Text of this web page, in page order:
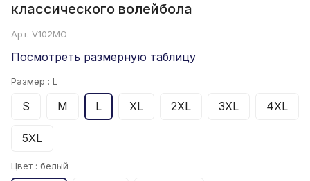
классического волейбола
Арт. V102MO
Посмотреть размерную таблицу
Размер : L
S M L XL 2XL 3XL 4XL
5XL
Цвет : белый